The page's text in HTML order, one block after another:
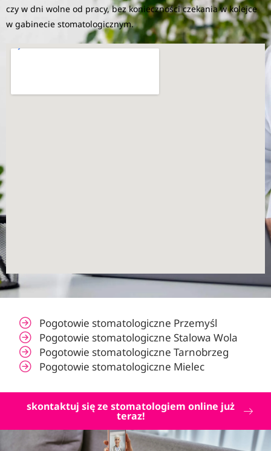
czy w dni wolne od pracy, bez konieczności czekania w kolejce
w gabinecie stomatologicznym.
Pogotowie stomatologiczne Przemyśl
Pogotowie stomatologiczne Stalowa Wola
Pogotowie stomatologiczne Tarnobrzeg
Pogotowie stomatologiczne Mielec
skontaktuj się ze stomatologiem online już
teraz!